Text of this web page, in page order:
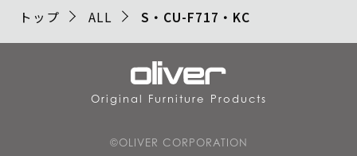
トップ ALL S・CU-F717・KC
Original Furniture Products
©OLIVER CORPORATION